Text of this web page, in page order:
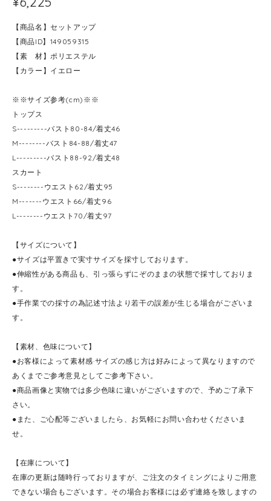
【商品名】セットアップ
【商品ID】149059315
【素 材】ポリエステル
【カラー】イエロー
※※サイズ参考(cm)※※
トップス
S---------バスト80-84/着丈46
M--------バスト84-88/着丈47
L---------バスト88-92/着丈48
スカート
S--------ウエスト62/着丈95
M-------ウエスト66/着丈96
L--------ウエスト70/着丈97
【サイズについて】
●サイズは平置きで実寸サイズを採寸しております。
●伸縮性がある商品も、引っ張らずにぞのままの状態で採寸しておりま
す。
●手作業での採寸の為記述寸法より若干の誤差が生じる場合がございま
す。
【素材、色味について】
●お客様によって素材感·サイズの感じ方は好みによって異なりますので
あくまでご参考意見としてご参考下さい。
●商品画像と実物では多少色味に違いがございますので、予めご了承下
さい。
●また、ご心配等ございましたら、お気軽にお問い合わせくださいま
せ。
【在庫について】
在庫の更新は随時行っておりますが、ご注文のタイミングによりご用意
できない場合もございます。その場合お客様には必ず連絡を致しますの